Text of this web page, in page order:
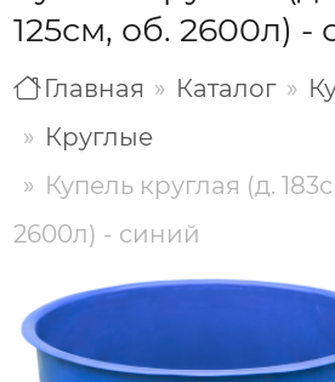
125см, об. 2600л) -
Главная Каталог
Круглые
Купель круглая (д.
2600л) - синий